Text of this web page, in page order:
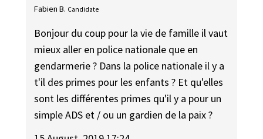
Fabien B. Candidate
Bonjour du coup pour la vie de famille il vaut
mieux aller en police nationale que en
gendarmerie ? Dans la police nationale il y a
t'il des primes pour les enfants ? Et qu'elles
sont les différentes primes qu'il y a pour un
simple ADS et / ou un gardien de la paix ?